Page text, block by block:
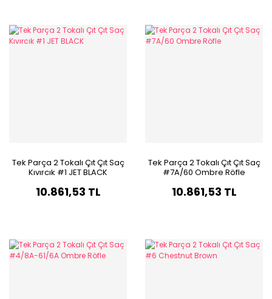
Tek Parça 2 Tokalı Çıt Çıt Saç
Kıvırcık #1 JET BLACK
10.861,53 TL
Tek Parça 2 Tokalı Çıt Çıt Saç
#7A/60 Ombre Röfle
10.861,53 TL